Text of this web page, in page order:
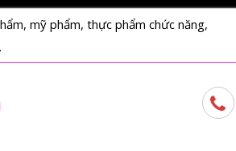
mỹ phẩm, thực phẩm chức năng,